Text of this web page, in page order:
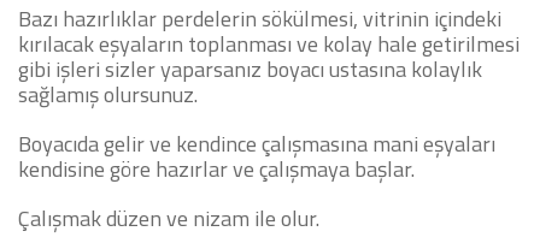
Bazı hazırlıklar perdelerin sökülmesi, vitrinin içindeki
kırılacak eşyaların toplanması ve kolay hale getirilmesi
gibi işleri sizler yaparsanız boyacı ustasına kolaylık
sağlamış olursunuz.
Boyacıda gelir ve kendince çalışmasına mani eşyaları
kendisine göre hazırlar ve çalışmaya başlar.
Çalışmak düzen ve nizam ile olur.